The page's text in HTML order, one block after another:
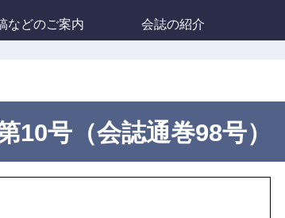
などのご案内 会誌の紹介
号（会誌通巻98号）